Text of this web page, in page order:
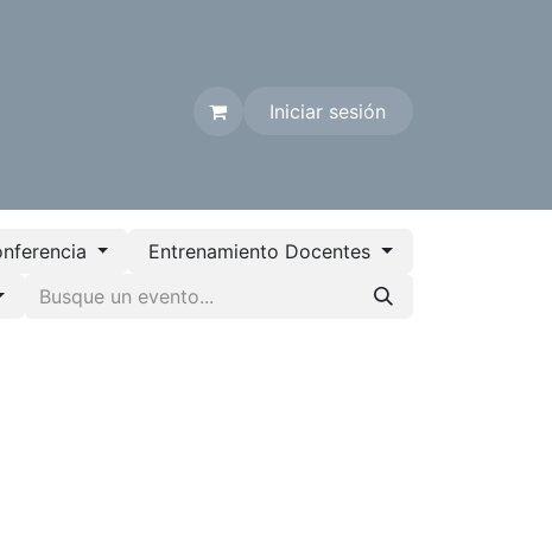
Iniciar sesión
Entrenamiento Docentes